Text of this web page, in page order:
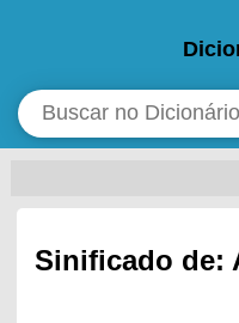
Sinificado de: